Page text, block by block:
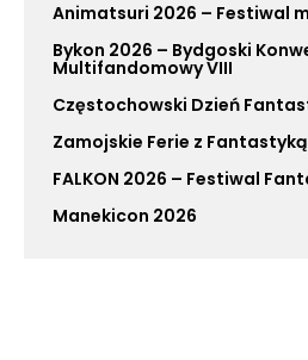
Animatsuri 2026 – Festiwal
Bykon 2026 – Bydgoski
Multifandomowy VIII
Częstochowski Dzień
Zamojskie Ferie z Fantastyką
FALKON 2026 – Festiwal
Manekicon 2026